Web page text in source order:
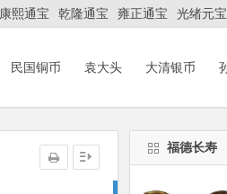
康熙通宝 乾隆通宝 雍正通宝 光绪元宝
民国铜币 袁大头 大清银币
福德长寿